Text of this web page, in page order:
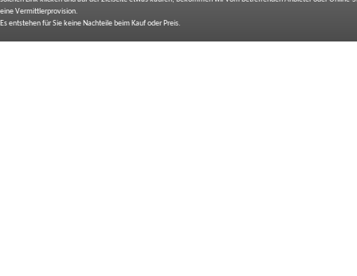
eine Vermittlerprovision.
Es entstehen für Sie keine Nachteile beim Kauf oder Preis.